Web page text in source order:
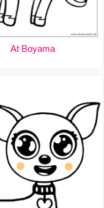
At Boyama